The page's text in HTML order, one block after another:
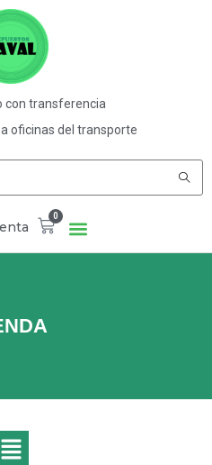
con transferencia
oficinas del transporte
0